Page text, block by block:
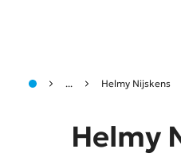
... Helmy Nijskens
Helmy